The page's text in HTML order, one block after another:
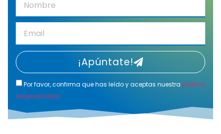
Por favor, confirma que has leído y aceptas nuestra política
de privacidad
¡Apúntate!
Alternative: